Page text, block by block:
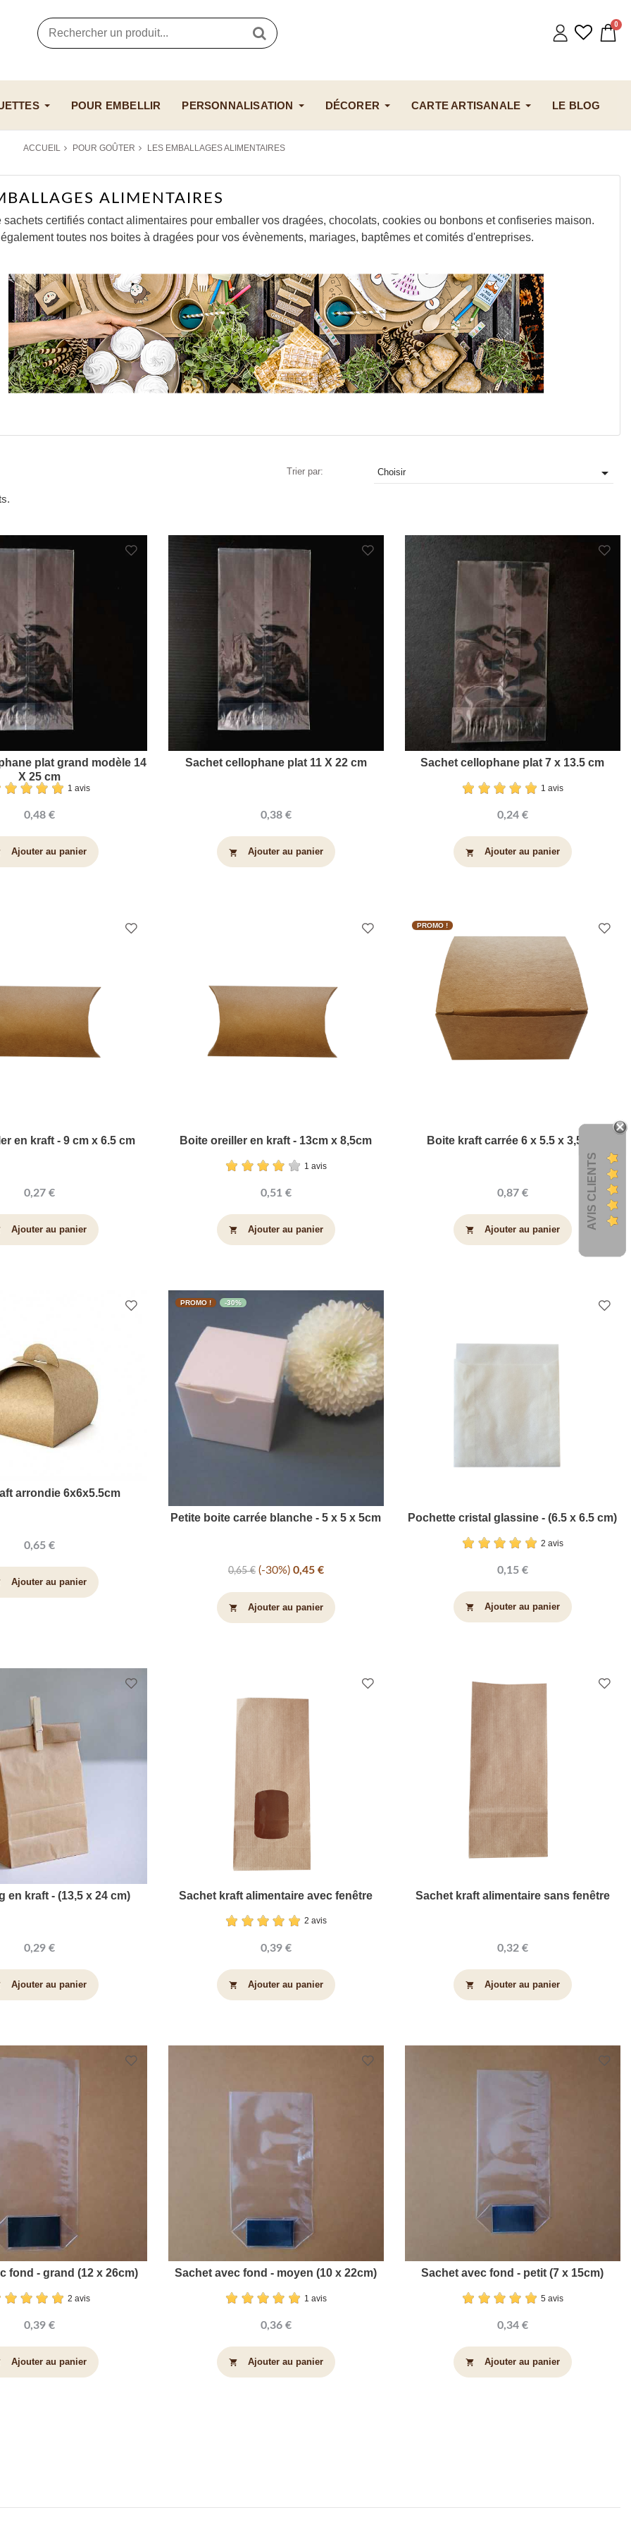
POUR EMBELLIR PERSONNALISATION DÉCORER CARTE ARTISANALE LE BLOG
ACCUEIL POUR GOÛTER LES EMBALLAGES ALIMENTAIRES
ALIMENTAIRES
sachets certifiés contact alimentaires pour emballer vos dragées, chocolats, cookies ou bonbons et confiseries maison.
toutes nos boites à dragées pour vos évènements, mariages, baptêmes et comités d'entreprises.
Trier par: Choisir 
plat grand modèle 14
X 25 cm
1 avis
0,48 €
Ajouter au panier
Sachet cellophane plat 11 X 22 cm
0,38 €
shopping_cart Ajouter au panier
Sachet cellophane plat 7 x 13.5 cm
1 avis
0,24 €
shopping_cart Ajouter au panier
en kraft - 9 cm x 6.5 cm
0,27 €
Ajouter au panier
Boite oreiller en kraft - 13cm x 8,5cm
1 avis
0,51 €
shopping_cart Ajouter au panier
PROMO !
Boite kraft carrée 6 x 5.5 x 3,5cm
0,87 €
shopping_cart Ajouter au panier
arrondie 6x6x5.5cm
0,65 €
Ajouter au panier
PROMO ! -30%
Petite boite carrée blanche - 5 x 5 x 5cm
0,65 € -30% 0,45 €
shopping_cart Ajouter au panier
Pochette cristal glassine - (6.5 x 6.5 cm)
2 avis
0,15 €
shopping_cart Ajouter au panier
en kraft - (13,5 x 24 cm)
0,29 €
Ajouter au panier
Sachet kraft alimentaire avec fenêtre
2 avis
0,39 €
shopping_cart Ajouter au panier
Sachet kraft alimentaire sans fenêtre
0,32 €
shopping_cart Ajouter au panier
fond - grand (12 x 26cm)
2 avis
0,39 €
Ajouter au panier
Sachet avec fond - moyen (10 x 22cm)
1 avis
0,36 €
shopping_cart Ajouter au panier
Sachet avec fond - petit (7 x 15cm)
5 avis
0,34 €
shopping_cart Ajouter au panier
AVIS CLIENTS